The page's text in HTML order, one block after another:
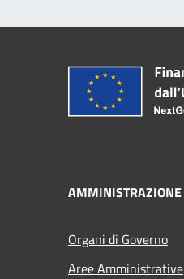
AMMINISTRAZIONE
Organi di Governo
Aree Amministrative